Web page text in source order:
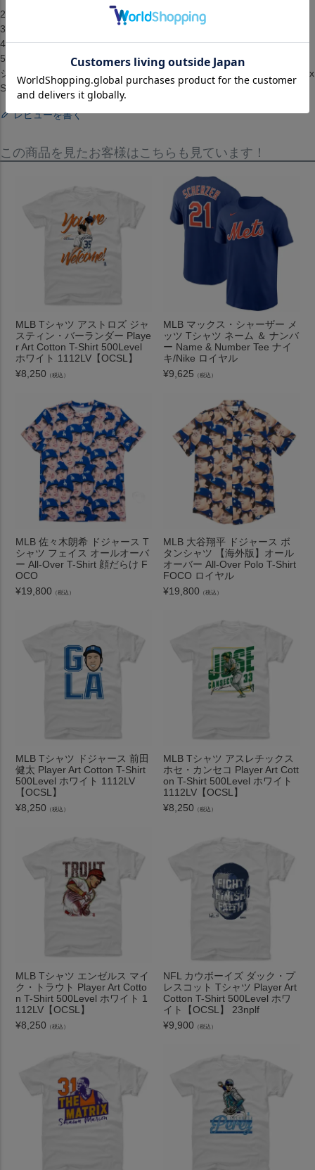
2.お客様都合によるキャンセル・返品はできません。
3.メーカーが在庫を確保できず、キャンセルとなる場合がございます。
4.仕様が変更される場合もございます。
5.配送までに3ヶ月ほどかかります。（配送日の指定はできません）[T
シャツ][トップス][Player Art Cotton T-Shirt][Washington Nationals][Max
Scherzer #37][White][メジャーリーグ 大リーグ][WSH]
レビューを書く
この商品を見たお客様はこちらも見ています！
MLB Tシャツ アストロズ ジャ
スティン・バーランダー Playe
r Art Cotton T-Shirt 500Level
ホワイト 1112LV【OCSL】
¥8,250 （税込）
MLB マックス・シャーザー メ
ッツ Tシャツ ネーム ＆ ナンバ
ー Name & Number Tee ナイ
キ/Nike ロイヤル
¥9,625 （税込）
MLB 佐々木朗希 ドジャース T
シャツ フェイス オールオーバ
ー All-Over T-Shirt 顔だらけ F
OCO
¥19,800 （税込）
MLB 大谷翔平 ドジャース ボ
タンシャツ 【海外版】オール
オーバー All-Over Polo T-Shirt
FOCO ロイヤル
¥19,800 （税込）
MLB Tシャツ ドジャース 前田
健太 Player Art Cotton T-Shirt
500Level ホワイト 1112LV
【OCSL】
¥8,250 （税込）
MLB Tシャツ アスレチックス
ホセ・カンセコ Player Art Cott
on T-Shirt 500Level ホワイト
1112LV【OCSL】
¥8,250 （税込）
MLB Tシャツ エンゼルス マイ
ク・トラウト Player Art Cotto
n T-Shirt 500Level ホワイト 1
112LV【OCSL】
¥8,250 （税込）
NFL カウボーイズ ダック・プ
レスコット Tシャツ Player Art
Cotton T-Shirt 500Level ホワ
イト【OCSL】 23nplf
¥9,900 （税込）